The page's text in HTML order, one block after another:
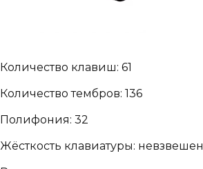
Количество клавиш: 61
Количество тембров: 136
Полифония: 32
Жёсткость клавиатуры: